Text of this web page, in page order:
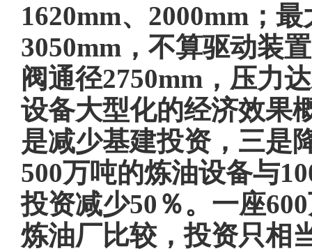
1620mm、2000mm；
3050mm，不算驱动装
阀通径2750mm，压力
设备大型化的经济效果
是减少基建投资，三是
500万吨的炼油设备与
投资减少50％。一座
炼油厂比较，投资只相